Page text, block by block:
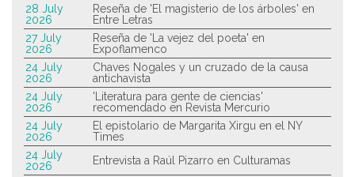
28 July
2026
Reseña de 'El magisterio de los árboles' en
Entre Letras
27 July
2026
Reseña de 'La vejez del poeta' en
Expoflamenco
24 July
2026
Chaves Nogales y un cruzado de la causa
antichavista
24 July
2026
'Literatura para gente de ciencias'
recomendado en Revista Mercurio
24 July
2026
El epistolario de Margarita Xirgu en el NY
Times
24 July
2026
Entrevista a Raúl Pizarro en Culturamas